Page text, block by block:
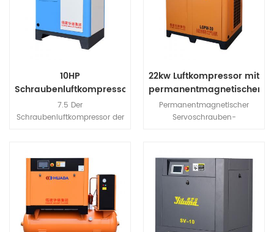
10HP
Schraubenluftkompressor
7.5 Der
Schraubenluftkompressor der
Kraftübertragung und einer
einfachen Wartung durch
Ersetzen des Riemens aufweist
22kw Luftkompressor mit
permanentmagnetischer
Servoschraube
Permanentmagnetischer
Servoschrauben-
Stahl, hochmagnetisches
Energieprodukt und
magnetischer Stahl, machen
Seltenerd
Permanentmagnetmotoren